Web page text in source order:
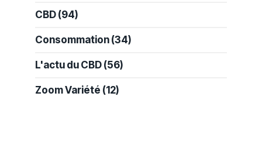
CBD (94)
Consommation (34)
L'actu du CBD (56)
Zoom Variété (12)